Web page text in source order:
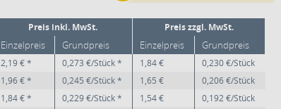
Preis inkl. MwSt. Preis zzgl. MwSt.
Einzelpreis Grundpreis Einzelpreis Grundpreis
2,19 € * 0,273 €/Stück * 1,84 €
0,230 €/Stück
1,96 € * 0,245 €/Stück * 1,65 €
0,206 €/Stück
1,84 € * 0,229 €/Stück * 1,54 €
0,192 €/Stück